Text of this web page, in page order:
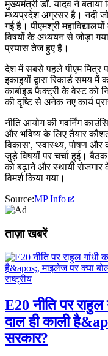
मुख्यमंत्री डॉ. यादव ने
मध्यप्रदेश अग्रसर है। नदी
गई है। पीएमश्री
विषयों के अध्ययन से जोड़ा
प्रयास तेज हुए हैं।
देश में सबसे पहले पीएम मित्र
इकाइयों द्वारा रिकार्ड समय
कार्बाइड फैक्ट्री के वेस्ट को
की दृष्टि से अनेक नए कार्य
नीति आयोग की गवर्निंग
और भविष्य के लिए तैयार
विकास', 'स्वास्थ्य, पोषण और
जुड़े विषयों पर चर्चा हुई।
को बढ़ाने और स्थायी
विमर्श किया गया।
Source:MP Info
ताज़ा खबरें
राष्ट्रीय
E20 नीति पर
दाल ही काली
सरकार?